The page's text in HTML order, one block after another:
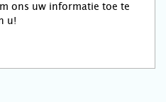
ons uw informatie toe te
u!